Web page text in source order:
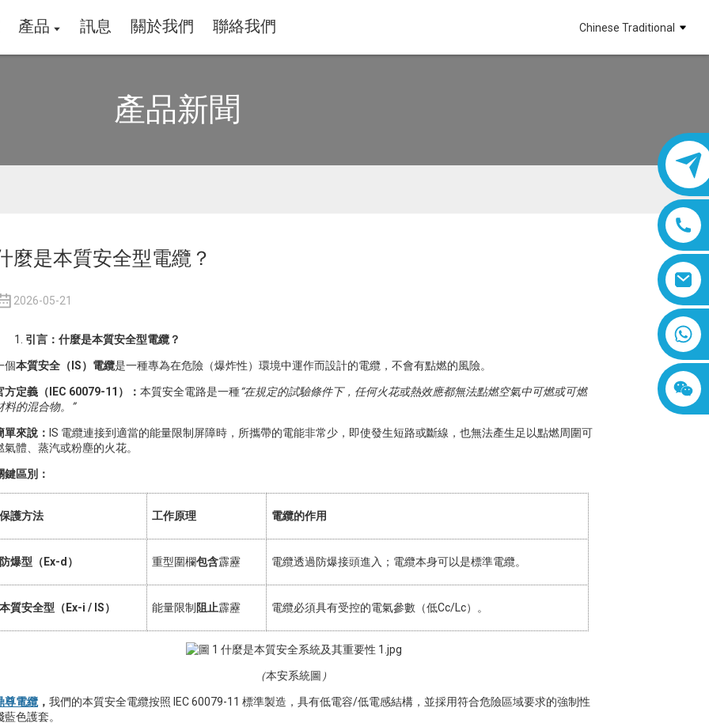
產品 訊息 關於我們 聯絡我們 Chinese Traditional
產品新聞
麼是本質安全型電纜？
2026-05-21
引言：什麼是本質安全型電纜？
個本質安全（IS）電纜是一種專為在危險（爆炸性）環境中運作而設計的電纜，不會有點燃的風險。
方定義（IEC 60079-11）： 本質安全電路是一種“在規定的試驗條件下，任何火花或熱效應都無法點燃空氣中可燃或可燃
料的混合物。”
單來說： IS 電纜連接到適當的能量限制屏障時，所攜帶的電能非常少，即使發生短路或斷線，也無法產生足以點燃周圍可
氣體、蒸汽或粉塵的火花。
鍵區別：
保護方法 工作原理 電纜的作用
防爆型（Ex-d） 重型圍欄包含霹靂 電纜透過防爆接頭進入；電纜本身可以是標準電纜。
本質安全型（Ex-i / IS） 能量限制 阻止霹靂 電纜必須具有受控的電氣參數（低Cc/Lc）。
（本安系統圖 ）
尊電纜， 我們的本質安全電纜按照 IEC 60079-11 標準製造，具有低電容/低電感結構，並採用符合危險區域要求的強制性
藍色護套。